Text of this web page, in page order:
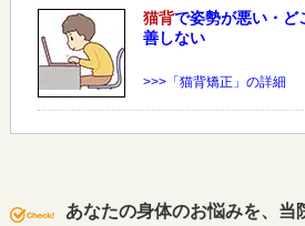
猫背で姿勢が悪い・ど
善しない
>>>「猫背矯正」の詳細
あなたの身体のお悩みを、当